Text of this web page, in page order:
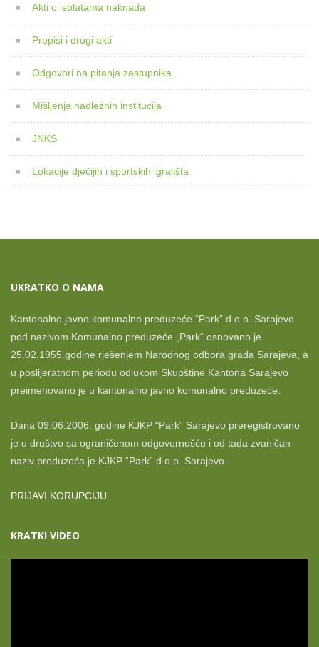
Akti o isplatama naknada
Propisi i drugi akti
Odgovori na pitanja zastupnika
Mišljenja nadležnih institucija
JNKS
Lokacije dječijih i sportskih igrališta
UKRATKO O NAMA
Kantonalno javno komunalno preduzeće “Park” d.o.o. Sarajevo
pod nazivom Komunalno preduzeće „Park“ osnovano je
25.02.1955.godine rješenjem Narodnog odbora grada Sarajeva, a
u poslijeratnom periodu odlukom Skupštine Kantona Sarajevo
preimenovano je u kantonalno javno komunalno preduzeće.
Dana 09.06.2006. godine KJKP “Park” Sarajevo preregistrovano
je u društvo sa ograničenom odgovornošću i od tada zvaničan
naziv preduzeća je KJKP “Park” d.o.o. Sarajevo.
PRIJAVI KORUPCIJU
KRATKI VIDEO